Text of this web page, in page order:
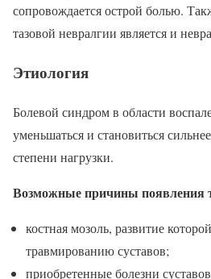
сопровождается острой болью.
тазовой невралгии является и
Этиология
Болевой синдром в области
уменьшаться и становиться
степени нагрузки.
Возможные причины появления
костная мозоль, развитие
травмированию суставов;
приобретенные болезни